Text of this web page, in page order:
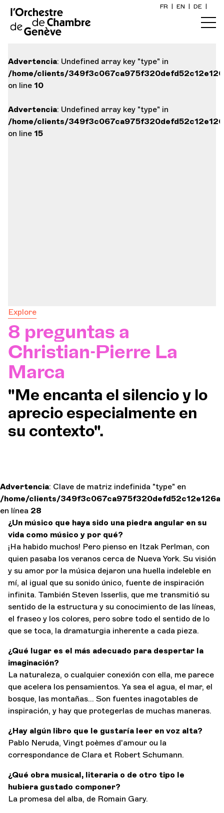
FR EN DE
Advertencia: Undefined array key "type" in
/home/clients/
on line 10
Advertencia: Undefined array key "type" in
/home/clients/
on line 15
Explore
8 preguntas a
Christian-Pierre La
Marca
"Me encanta el silencio y lo
aprecio especialmente en
su contexto".
Advertencia: Clave de matriz indefinida "type" en
/home/clients/
en línea 28
¿Un músico que haya sido una piedra angular en su
vida como músico y por qué?
¡Ha habido muchos! Pero pienso en Itzak Perlman, con
quien pasaba los veranos cerca de Nueva York. Su visión
y su amor por la música dejaron una huella indeleble en
mí, al igual que su sonido único, fuente de inspiración
infinita. También Steven Isserlis, que me transmitió su
sentido de la estructura y su conocimiento de las líneas,
el fraseo y los colores, pero sobre todo el sentido de lo
que se toca, la dramaturgia inherente a cada pieza.
¿Qué lugar es el más adecuado para despertar la
imaginación?
La naturaleza, o cualquier conexión con ella, me parece
que acelera los pensamientos. Ya sea el agua, el mar, el
bosque, las montañas... Son fuentes inagotables de
inspiración, y hay que protegerlas de muchas maneras.
¿Hay algún libro que le gustaría leer en voz alta?
Pablo Neruda, Vingt poèmes d'amour ou la
correspondance de Clara et Robert Schumann.
¿Qué obra musical, literaria o de otro tipo le
hubiera gustado componer?
La promesa del alba, de Romain Gary.